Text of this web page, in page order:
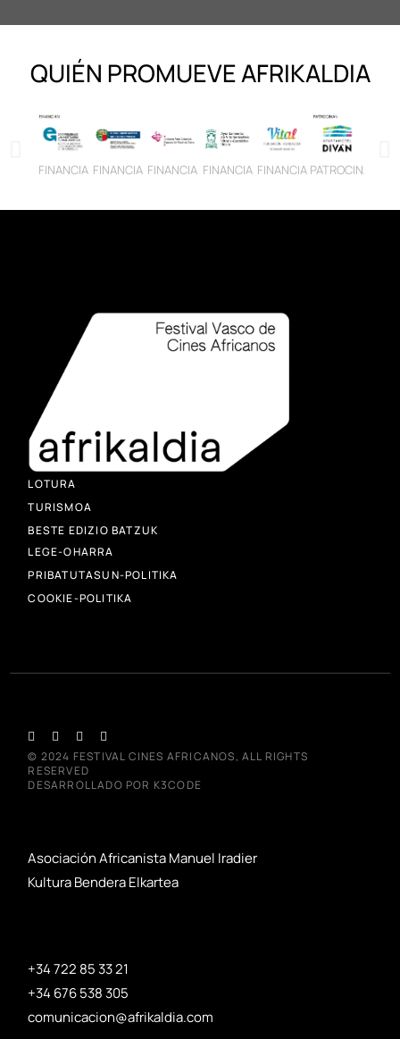
QUIÉN PROMUEVE AFRIKALDIA
FINANCIA FINANCIA FINANCIA FINANCIA FINANCIA PATROCINA
LOTURA
TURISMOA
BESTE EDIZIO BATZUK
LEGE-OHARRA
PRIBATUTASUN-POLITIKA
COOKIE-POLITIKA
© 2024 FESTIVAL CINES AFRICANOS, ALL RIGHTS
RESERVED
DESARROLLADO POR K3CODE
Asociación Africanista Manuel Iradier
Kultura Bendera Elkartea
+34 722 85 33 21
+34 676 538 305
comunicacion@afrikaldia.com